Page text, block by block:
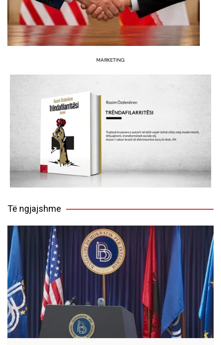
MARKETING
Të ngjajshme